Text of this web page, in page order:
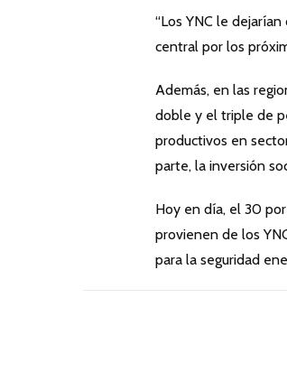
“Los YNC le
central por los
Además, en las
doble y el triple de
productivos en
parte, la inversión
Hoy en día, el 30
provienen de los
para la seguridad